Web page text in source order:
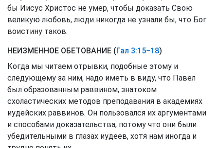
бы Иисус Христос не умер, чтобы доказать Свою
великую любовь, люди никогда не узнали бы, что Бог
воистину таков.
НЕИЗМЕННОЕ ОБЕТОВАНИЕ (Гал 3:15−18)
Когда мы читаем отрывки, подобные этому и
следующему за ним, надо иметь в виду, что Павел
был образованным раввином, знатоком
схоластических методов преподавания в академиях
иудейских раввинов. Он пользовался их аргументами
и способами доказательства, потому что они были
убедительными в глазах иудеев, хотя нам иногда и